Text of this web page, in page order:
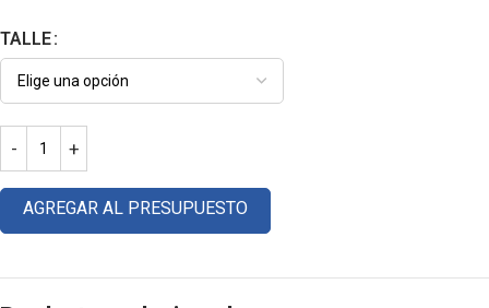
TALLE
AGREGAR AL PRESUPUESTO